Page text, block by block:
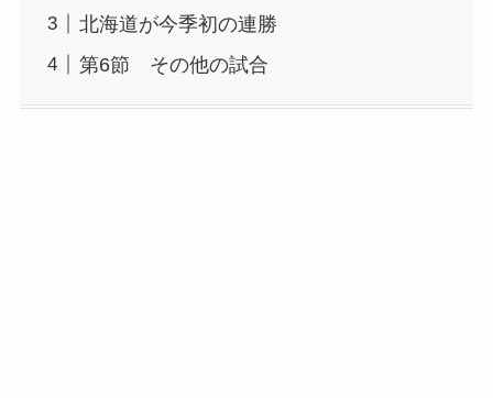
北海道が今季初の連勝
第6節 その他の試合